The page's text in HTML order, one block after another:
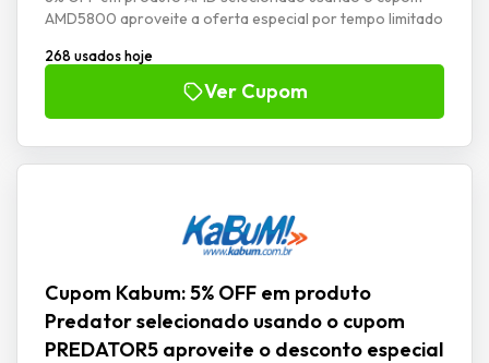
AMD5800 aproveite a oferta especial por tempo limitado
268 usados hoje
Ver Cupom
Cupom Kabum: 5% OFF em produto
Predator selecionado usando o cupom
PREDATOR5 aproveite o desconto especial